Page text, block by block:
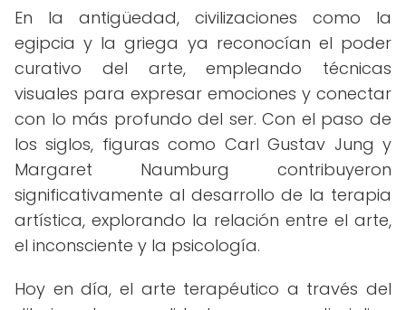
En la antigüedad, civilizaciones como la
egipcia y la griega ya reconocían el poder
curativo del arte, empleando técnicas
visuales para expresar emociones y conectar
con lo más profundo del ser. Con el paso de
los siglos, figuras como Carl Gustav Jung y
Margaret Naumburg contribuyeron
significativamente al desarrollo de la terapia
artística, explorando la relación entre el arte,
el inconsciente y la psicología.
Hoy en día, el arte terapéutico a través del